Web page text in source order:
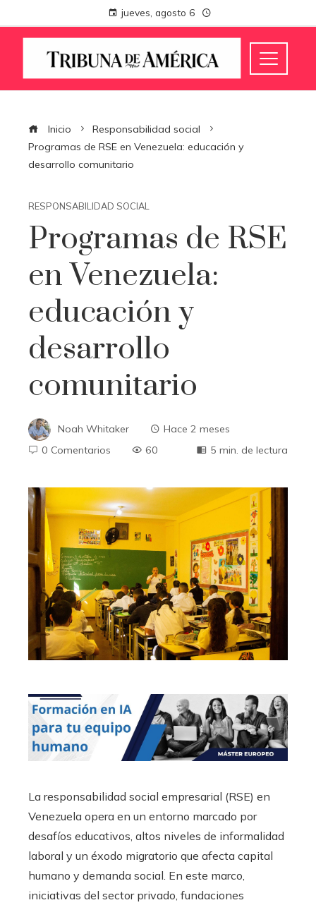
jueves, agosto 6
Inicio
Responsabilidad social
Programas de RSE en Venezuela: educación y
desarrollo comunitario
RESPONSABILIDAD SOCIAL
Programas de RSE
en Venezuela:
educación y
desarrollo
comunitario
Noah Whitaker
Hace 2 meses
0 Comentarios
60 5 min. de lectura
La responsabilidad social empresarial (RSE) en
Venezuela opera en un entorno marcado por
desafíos educativos, altos niveles de informalidad
laboral y un éxodo migratorio que afecta capital
humano y demanda social. En este marco,
iniciativas del sector privado, fundaciones